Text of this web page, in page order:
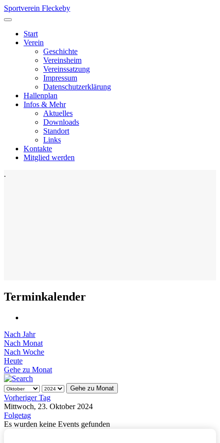
Sportverein Fleckeby
Start
Verein
Geschichte
Vereinsheim
Vereinssatzung
Impressum
Datenschutzerklärung
Hallenplan
Infos & Mehr
Aktuelles
Downloads
Standort
Links
Kontakte
Mitglied werden
.
Terminkalender
Nach Jahr
Nach Monat
Nach Woche
Heute
Gehe zu Monat
Gehe zu Monat
Vorheriger Tag
Mittwoch, 23. Oktober 2024
Folgetag
Es wurden keine Events gefunden